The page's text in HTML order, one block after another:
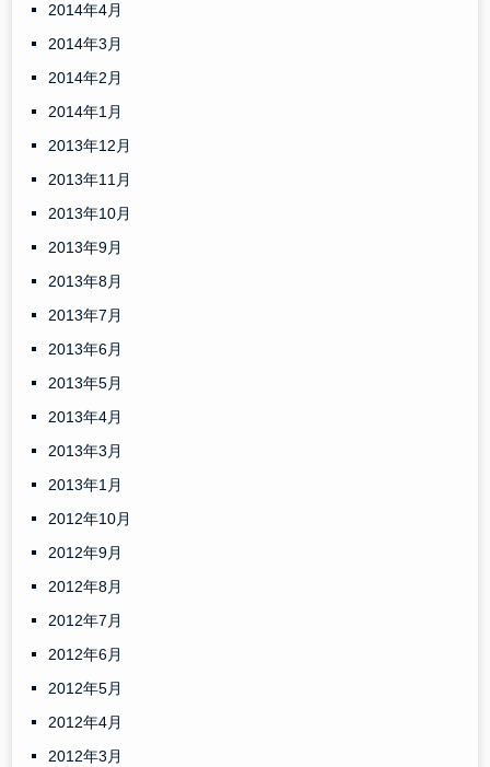
2014年4月
2014年3月
2014年2月
2014年1月
2013年12月
2013年11月
2013年10月
2013年9月
2013年8月
2013年7月
2013年6月
2013年5月
2013年4月
2013年3月
2013年1月
2012年10月
2012年9月
2012年8月
2012年7月
2012年6月
2012年5月
2012年4月
2012年3月